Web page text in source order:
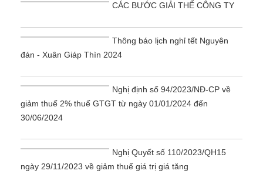
CÁC BƯỚC GIẢI THỂ CÔNG TY
Thông báo lịch nghỉ tết Nguyên
đán - Xuân Giáp Thìn 2024
Nghị định số 94/2023/NĐ-CP về
giảm thuế 2% thuế GTGT từ ngày 01/01/2024 đến
30/06/2024
Nghị Quyết số 110/2023/QH15
ngày 29/11/2023 về giảm thuế giá trị giá tăng